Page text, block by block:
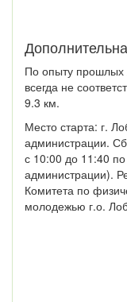
По опыту прошлых
всегда не
9.3 км.
Место старта: г.
администрации.
с 10:00 до 11:40
администрации).
Комитета по
молодежью г.о.